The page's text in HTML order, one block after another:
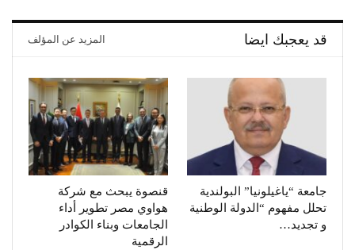
قد يعجبك ايضا المزيد عن المؤلف
جامعة “ياغيلونيا” البولندية
تحلل مفهوم “الدولة الوطنية
و تجديد…
قنصوة يبحث مع شركة
هواوي مصر تطوير أداء
الجامعات وبناء الكوادر
الرقمية